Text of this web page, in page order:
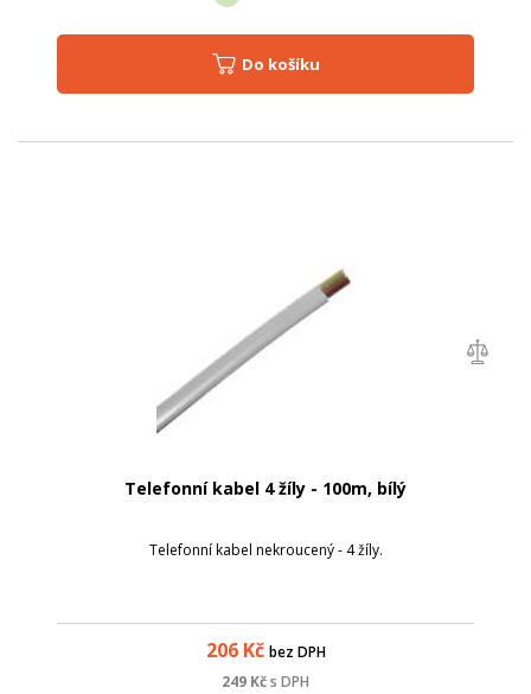
Do košíku
Telefonní kabel 4 žíly - 100m, bílý
Telefonní kabel nekroucený - 4 žíly.
206Kč bez DPH
249 Kčs DPH